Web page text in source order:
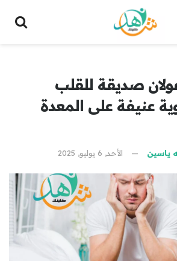
صديقة للقلب
عنيفة على المعدة
ياسين الأحد, 6 يوليو, 2025